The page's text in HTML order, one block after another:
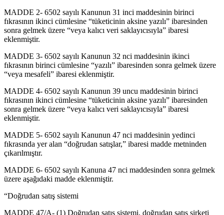
MADDE 2- 6502 sayılı Kanunun 31 inci maddesinin birinci
fıkrasının ikinci cümlesine “tüketicinin aksine yazılı” ibaresinden
sonra gelmek üzere “veya kalıcı veri saklayıcısıyla” ibaresi
eklenmiştir.
MADDE 3- 6502 sayılı Kanunun 32 nci maddesinin ikinci
fıkrasının birinci cümlesine “yazılı” ibaresinden sonra gelmek üzere
“veya mesafeli” ibaresi eklenmiştir.
MADDE 4- 6502 sayılı Kanunun 39 uncu maddesinin birinci
fıkrasının ikinci cümlesine “tüketicinin aksine yazılı” ibaresinden
sonra gelmek üzere “veya kalıcı veri saklayıcısıyla” ibaresi
eklenmiştir.
MADDE 5- 6502 sayılı Kanunun 47 nci maddesinin yedinci
fıkrasında yer alan “doğrudan satışlar,” ibaresi madde metninden
çıkarılmıştır.
MADDE 6- 6502 sayılı Kanuna 47 nci maddesinden sonra gelmek
üzere aşağıdaki madde eklenmiştir.
“Doğrudan satış sistemi
MADDE 47/A- (1) Doğrudan satış sistemi, doğrudan satış şirketi